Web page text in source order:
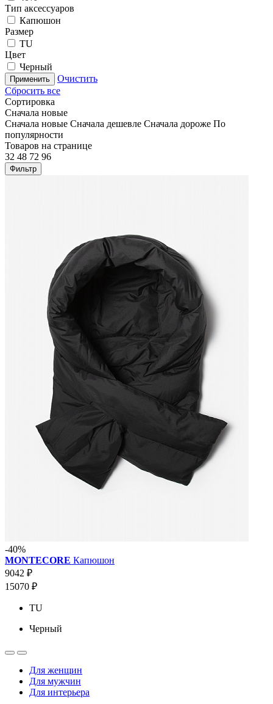
Тип аксессуаров
Капюшон
Размер
TU
Цвет
Черный
Применить
Очистить
Сбросить все
Сортировка
Сначала новые
Сначала новые Сначала дешевле Сначала дороже По
популярности
Товаров на странице
32 48 72 96
Фильтр
-40%
MONTECORE Капюшон
9042 ₽
15070 ₽
TU
Черный
Для женщин
Для мужчин
Для интерьера